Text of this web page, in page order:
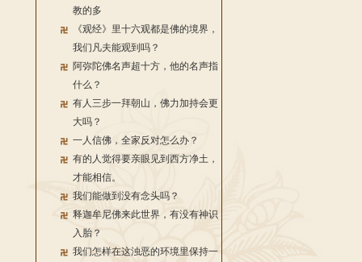
教的多
《观经》里十六观都是佛的境界，
我们凡夫能观到吗？
阿弥陀佛名声超十方，他的名声指
什么？
有人三步一拜朝山，佛力加持会更
大吗？
一人信佛，全家反对怎么办？
有的人觉得要亲眼见到西方净土，
才能相信。
我们能做到没有念头吗？
释迦牟尼佛来此世界，有没有神识
入胎？
我们怎样在这浊恶的环境里保持一